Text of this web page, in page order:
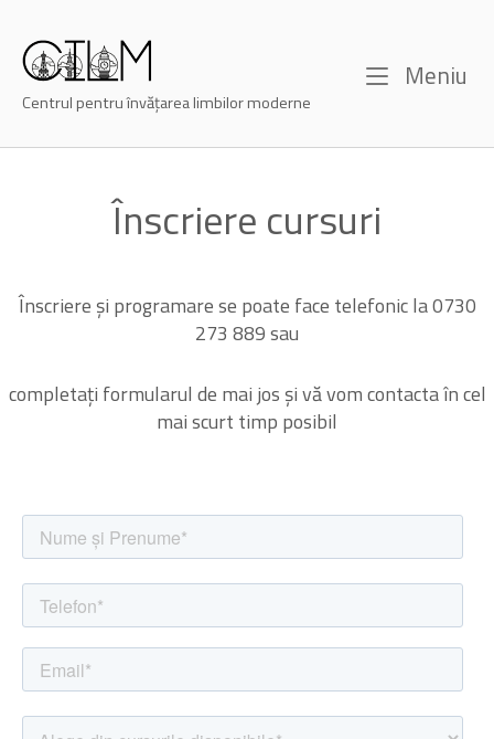
content
Home
Centrul pentru învățarea limbilor moderne
Meniu
Înscriere cursuri
Înscriere și programare se poate face telefonic la 0730
273 889 sau
completați formularul de mai jos și vă vom contacta în cel
mai scurt timp posibil